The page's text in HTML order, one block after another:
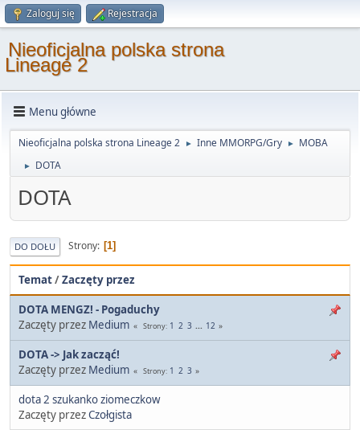
Zaloguj się Rejestracja
Nieoficjalna polska strona
Lineage 2
Menu główne
Nieoficjalna polska strona Lineage 2 ► Inne MMORPG/Gry ► MOBA
► DOTA
DOTA
DO DOŁU Strony 1
Temat/Zaczęty przez
DOTA MENGZ! - Pogaduchy
Zaczęty przez Medium Strony 1 2 3 ... 12
DOTA -> Jak zacząć!
Zaczęty przez Medium Strony 1 2 3
dota 2 szukanko ziomeczkow
Zaczęty przezCzołgista